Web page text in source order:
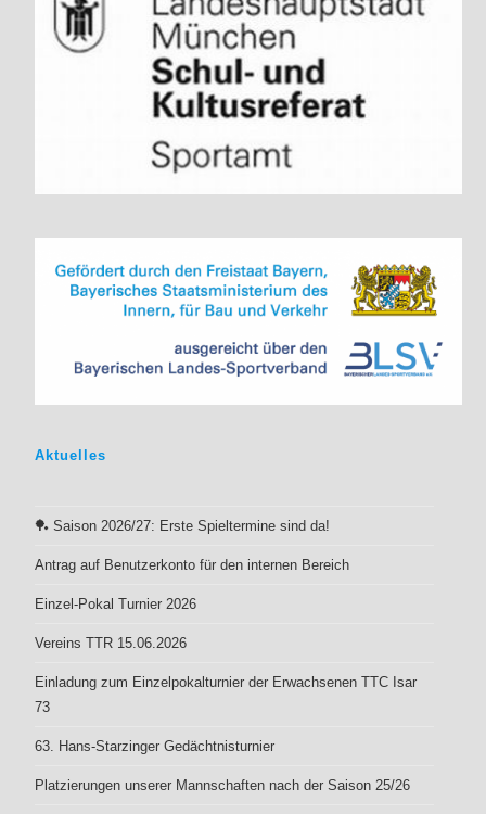
Aktuelles
🏓 Saison 2026/27: Erste Spieltermine sind da!
Antrag auf Benutzerkonto für den internen Bereich
Einzel-Pokal Turnier 2026
Vereins TTR 15.06.2026
Einladung zum Einzelpokalturnier der Erwachsenen TTC Isar
73
63. Hans-Starzinger Gedächtnisturnier
Platzierungen unserer Mannschaften nach der Saison 25/26